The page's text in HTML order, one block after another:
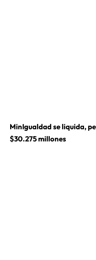
MinIgualdad se liquida,
$30.275 millones